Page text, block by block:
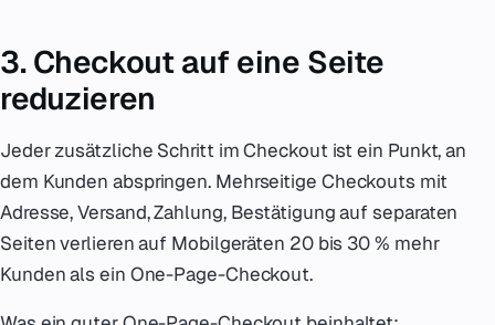
3. Checkout auf eine Seite
reduzieren
Jeder zusätzliche Schritt im Checkout ist ein Punkt, an
dem Kunden abspringen. Mehrseitige Checkouts mit
Adresse, Versand, Zahlung, Bestätigung auf separaten
Seiten verlieren auf Mobilgeräten 20 bis 30 % mehr
Kunden als ein One-Page-Checkout.